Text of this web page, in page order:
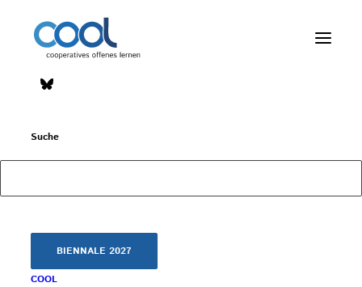
Suche
BIENNALE 2027
COOL
Hetzendorfer Straße 66 – 68
impulszentrum@cooltrainers.at